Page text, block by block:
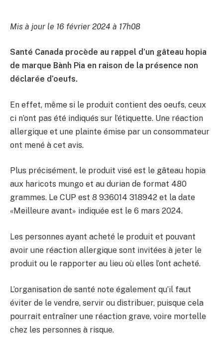
Mis à jour le 16 février 2024 à 17h08
Santé Canada procède au rappel d’un gâteau hopia
de marque Bành Pia en raison de la présence non
déclarée d’oeufs.
En effet, même si le produit contient des oeufs, ceux
ci n’ont pas été indiqués sur l’étiquette. Une réaction
allergique et une plainte émise par un consommateur
ont mené à cet avis.
Plus précisément, le produit visé est le gâteau hopia
aux haricots mungo et au durian de format 480
grammes. Le CUP est 8 936014 318942 et la date
«Meilleure avant» indiquée est le 6 mars 2024.
Les personnes ayant acheté le produit et pouvant
avoir une réaction allergique sont invitées à jeter le
produit ou le rapporter au lieu où elles l’ont acheté.
L’organisation de santé note également qu’il faut
éviter de le vendre, servir ou distribuer, puisque cela
pourrait entraîner une réaction grave, voire mortelle
chez les personnes à risque.